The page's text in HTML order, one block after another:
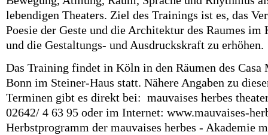
lebendigen Theaters. Ziel des Trainings ist es, das
Poesie der Geste und die Architektur des Raumes im
und die Gestaltungs- und Ausdruckskraft zu erhöhen.
Das Training findet in Köln in den Räumen des Casa
Bonn im Steiner-Haus statt. Nähere Angaben zu
Terminen gibt es direkt bei: mauvaises herbes
02642/ 4 63 95 oder im Internet: www.mauvaises-
Herbstprogramm der mauvaises herbes - Akademie